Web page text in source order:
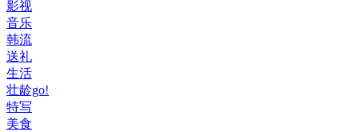
影视
音乐
韩流
送礼
生活
壮龄go!
特写
美食